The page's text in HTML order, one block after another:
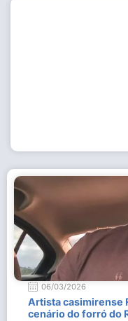
06/03/2026
Artista casimirense
cenário do forró do